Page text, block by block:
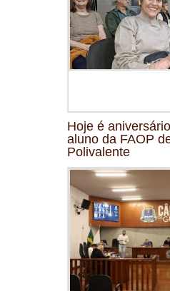
Hoje é
aluno da FAOP
Polivalente